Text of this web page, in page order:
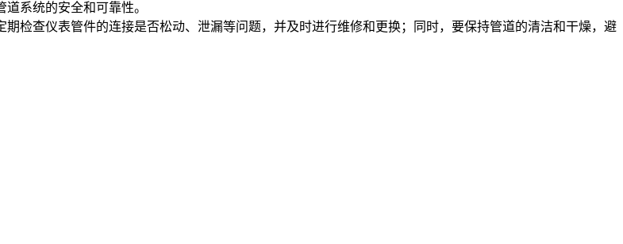
系统的安全和可靠性。
检查仪表管件的连接是否松动、泄漏等问题，并及时进行维修和更换；同时，要保持管道的清洁和干燥，避